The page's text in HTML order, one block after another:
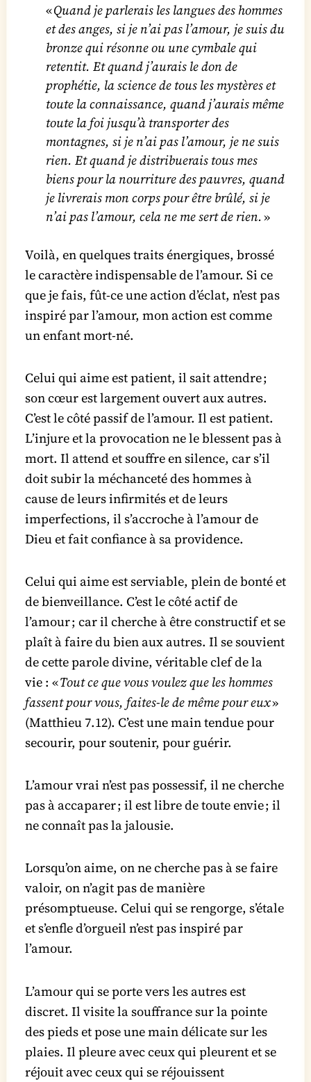
«Quand je parlerais les langues des hommes
et des anges, si je n’ai pas l’amour, je suis du
bronze qui résonne ou une cymbale qui
retentit. Et quand j’aurais le don de
prophétie, la science de tous les mystères et
toute la connaissance, quand j’aurais même
toute la foi jusqu’à transporter des
montagnes, si je n’ai pas l’amour, je ne suis
rien. Et quand je distribuerais tous mes
biens pour la nourriture des pauvres, quand
je livrerais mon corps pour être brûlé, si je
n’ai pas l’amour, cela ne me sert de rien.»
Voilà, en quelques traits énergiques, brossé
le caractère indispensable de l’amour. Si ce
que je fais, fût-ce une action d’éclat, n’est pas
inspiré par l’amour, mon action est comme
un enfant mort-né.
Celui qui aime est patient, il sait attendre ;
son cœur est largement ouvert aux autres.
C’est le côté passif de l’amour. Il est patient.
L’injure et la provocation ne le blessent pas à
mort. Il attend et souffre en silence, car s’il
doit subir la méchanceté des hommes à
cause de leurs infirmités et de leurs
imperfections, il s’accroche à l’amour de
Dieu et fait confiance à sa providence.
Celui qui aime est serviable, plein de bonté et
de bienveillance. C’est le côté actif de
l’amour ; car il cherche à être constructif et se
plaît à faire du bien aux autres. Il se souvient
de cette parole divine, véritable clef de la
vie : «Tout ce que vous voulez que les hommes
fassent pour vous, faites-le de même pour eux»
(Matthieu 7.12). C’est une main tendue pour
secourir, pour soutenir, pour guérir.
L’amour vrai n’est pas possessif, il ne cherche
pas à accaparer ; il est libre de toute envie ; il
ne connaît pas la jalousie.
Lorsqu’on aime, on ne cherche pas à se faire
valoir, on n’agit pas de manière
présomptueuse. Celui qui se rengorge, s’étale
et s’enfle d’orgueil n’est pas inspiré par
l’amour.
L’amour qui se porte vers les autres est
discret. Il visite la souffrance sur la pointe
des pieds et pose une main délicate sur les
plaies. Il pleure avec ceux qui pleurent et se
réjouit avec ceux qui se réjouissent